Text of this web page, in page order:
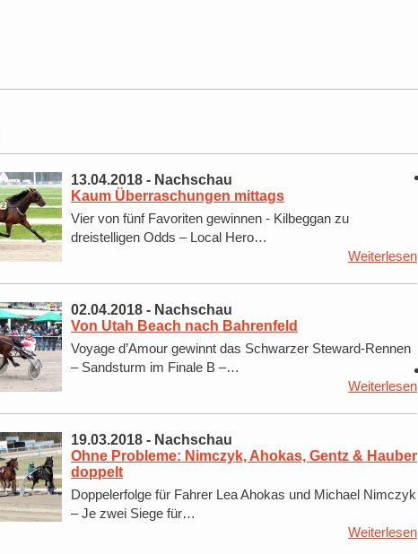
13.04.2018 - Nachschau
Kaum Überraschungen mittags
Vier von fünf Favoriten gewinnen - Kilbeggan zu
dreistelligen Odds – Local Hero…
Weiterlesen
02.04.2018 - Nachschau
Von Utah Beach nach Bahrenfeld
Voyage d’Amour gewinnt das Schwarzer Steward-Rennen
– Sandsturm im Finale B –…
Weiterlesen
19.03.2018 - Nachschau
Ohne Probleme: Nimczyk, Ahokas, Gentz & Hauber
doppelt
Doppelerfolge für Fahrer Lea Ahokas und Michael Nimczyk
– Je zwei Siege für…
Weiterlesen